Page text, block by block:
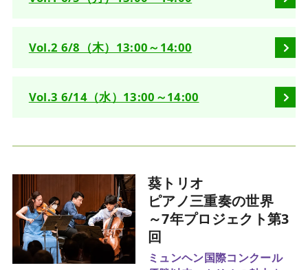
Vol.2 6/8（木）13:00～14:00
Vol.3 6/14（水）13:00～14:00
葵トリオ
ピアノ三重奏の世界
～7年プロジェクト第3
回
ミュンヘン国際コンクール